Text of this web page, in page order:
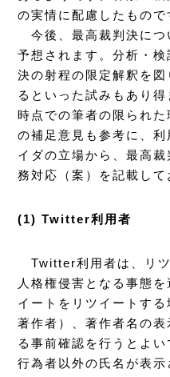
の実情に配慮したもので
今後、最高裁判決につ
予想されます。分析・
決の射程の限定解釈を
るといった試みもあり
時点での筆者の限られ
の補足意見も参考に、
イダの立場から、最高
務対応（案）を記載して
(1) Twitter利用者
Twitter利用者は、リ
人格権侵害となる事態
イートをリツイートす
著作者）、著作者名の
る事前確認を行うとよ
行為者以外の氏名が表